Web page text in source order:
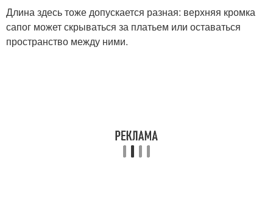
Длина здесь тоже допускается разная: верхняя кромка
сапог может скрываться за платьем или оставаться
пространство между ними.